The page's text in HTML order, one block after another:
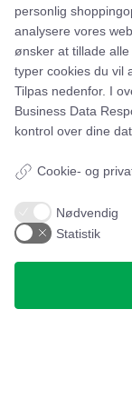
Leje- og
Cookie- og
Typiske spørgsmål
Inspiration
Manualer
Samarbejdspartnere
Referencer
59
personlig
analysere vores
ønsker at tillade
typer cookies du vil
Tilpas nedenfor. I
Business Data
kontrol over dine
Cookie- og
Nødvendig
Statistik